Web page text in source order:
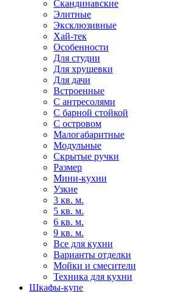
Скандинавские
Элитные
Эксклюзивные
Хай-тек
Особенности
Для студии
Для хрущевки
Для дачи
Встроенные
С антресолями
С барной стойкой
С островом
Малогабаритные
Модульные
Скрытые ручки
Размер
Мини-кухни
Узкие
3 кв. м.
5 кв. м.
6 кв. м.
9 кв. м.
Все для кухни
Варианты отделки
Мойки и смесители
Техника для кухни
Шкафы-купе